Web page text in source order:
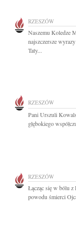
RZESZÓW
Naszemu Koledze
najszczersze
Taty...
RZESZÓW
Pani Urszuli
głębokiego
RZESZÓW
Łącząc się w bólu z
powodu śmierci